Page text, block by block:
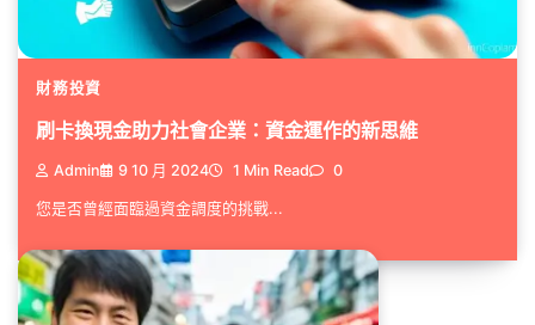
財務投資
刷卡換現金助力社會企業：資金運作的新思維
Admin 9 10 月 2024 1 Min Read 0
您是否曾經面臨過資金調度的挑戰...